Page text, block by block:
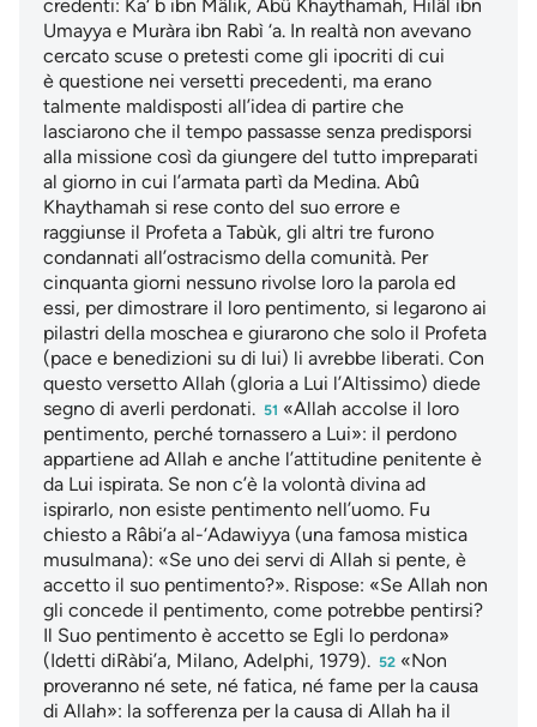
credenti: Ka‘ b ibn Mâlik, Abû Khaythamah, Hilâl ibn
Umayya e Muràra ibn Rabì ‘a. In realtà non avevano
cercato scuse o pretesti come gli ipocriti di cui
è questione nei versetti precedenti, ma erano
talmente maldisposti all’idea di partire che
lasciarono che il tempo passasse senza predisporsi
alla missione così da giungere del tutto impreparati
al giorno in cui l’armata partì da Medina. Abû
Khaythamah si rese conto del suo errore e
raggiunse il Profeta a Tabùk, gli altri tre furono
condannati all’ostracismo della comunità. Per
cinquanta giorni nessuno rivolse loro la parola ed
essi, per dimostrare il loro pentimento, si legarono ai
pilastri della moschea e giurarono che solo il Profeta
(pace e benedizioni su di lui) li avrebbe liberati. Con
questo versetto Allah (gloria a Lui l’Altissimo) diede
segno di averli perdonati. 51 «Allah accolse il loro
pentimento, perché tornassero a Lui»: il perdono
appartiene ad Allah e anche l’attitudine penitente è
da Lui ispirata. Se non c’è la volontà divina ad
ispirarlo, non esiste pentimento nell’uomo. Fu
chiesto a Râbi‘a al-‘Adawiyya (una famosa mistica
musulmana): «Se uno dei servi di Allah si pente, è
accetto il suo pentimento?». Rispose: «Se Allah non
gli concede il pentimento, come potrebbe pentirsi?
Il Suo pentimento è accetto se Egli lo perdona»
(Idetti diRàbi’a, Milano, Adelphi, 1979). 52 «Non
proveranno né sete, né fatica, né fame per la causa
di Allah»: la sofferenza per la causa di Allah ha il